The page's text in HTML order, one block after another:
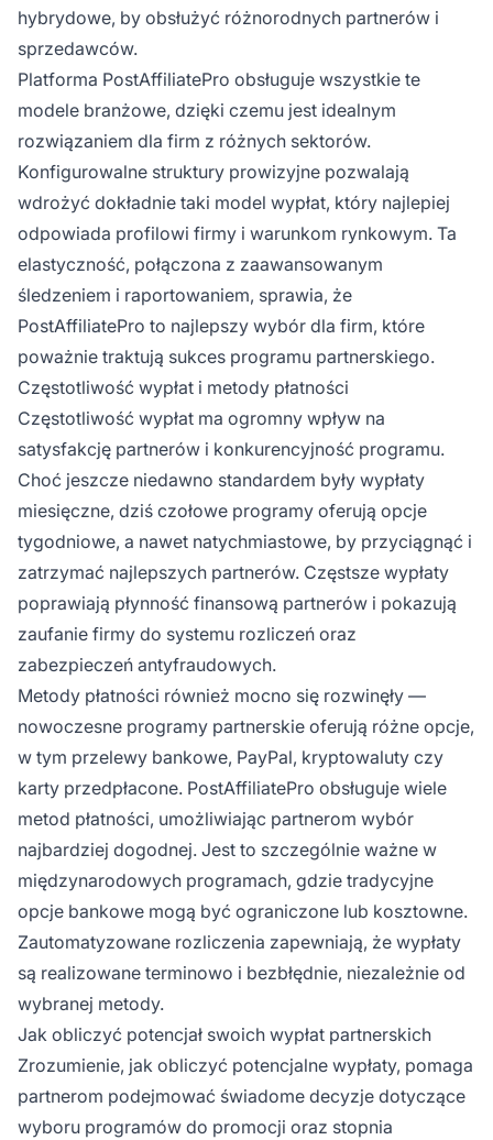
hybrydowe, by obsłużyć różnorodnych partnerów i
sprzedawców.
Platforma PostAffiliatePro obsługuje wszystkie te
modele branżowe, dzięki czemu jest idealnym
rozwiązaniem dla firm z różnych sektorów.
Konfigurowalne struktury prowizyjne pozwalają
wdrożyć dokładnie taki model wypłat, który najlepiej
odpowiada profilowi firmy i warunkom rynkowym. Ta
elastyczność, połączona z zaawansowanym
śledzeniem i raportowaniem, sprawia, że
PostAffiliatePro to najlepszy wybór dla firm, które
poważnie traktują sukces programu partnerskiego.
Częstotliwość wypłat i metody płatności
Częstotliwość wypłat ma ogromny wpływ na
satysfakcję partnerów i konkurencyjność programu.
Choć jeszcze niedawno standardem były wypłaty
miesięczne, dziś czołowe programy oferują opcje
tygodniowe, a nawet natychmiastowe, by przyciągnąć i
zatrzymać najlepszych partnerów. Częstsze wypłaty
poprawiają płynność finansową partnerów i pokazują
zaufanie firmy do systemu rozliczeń oraz
zabezpieczeń antyfraudowych.
Metody płatności również mocno się rozwinęły —
nowoczesne programy partnerskie oferują różne opcje,
w tym przelewy bankowe, PayPal, kryptowaluty czy
karty przedpłacone. PostAffiliatePro obsługuje wiele
metod płatności, umożliwiając partnerom wybór
najbardziej dogodnej. Jest to szczególnie ważne w
międzynarodowych programach, gdzie tradycyjne
opcje bankowe mogą być ograniczone lub kosztowne.
Zautomatyzowane rozliczenia zapewniają, że wypłaty
są realizowane terminowo i bezbłędnie, niezależnie od
wybranej metody.
Jak obliczyć potencjał swoich wypłat partnerskich
Zrozumienie, jak obliczyć potencjalne wypłaty, pomaga
partnerom podejmować świadome decyzje dotyczące
wyboru programów do promocji oraz stopnia